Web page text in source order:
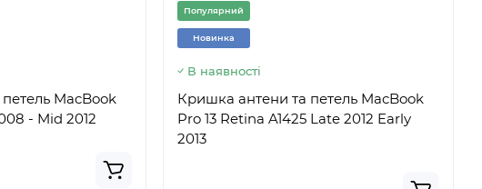
MacBook
- Mid 2012
Популярний
Новинка
В наявності
Кришка антени та петель MacBook
Pro 13 Retina A1425 Late 2012 Early
2013